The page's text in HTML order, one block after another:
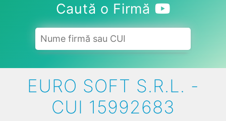
Caută o Firmă
EURO SOFT S.R.L. -
CUI 15992683